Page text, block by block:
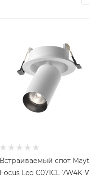
Встраиваемый спот
Focus Led C071CL-7W4K-